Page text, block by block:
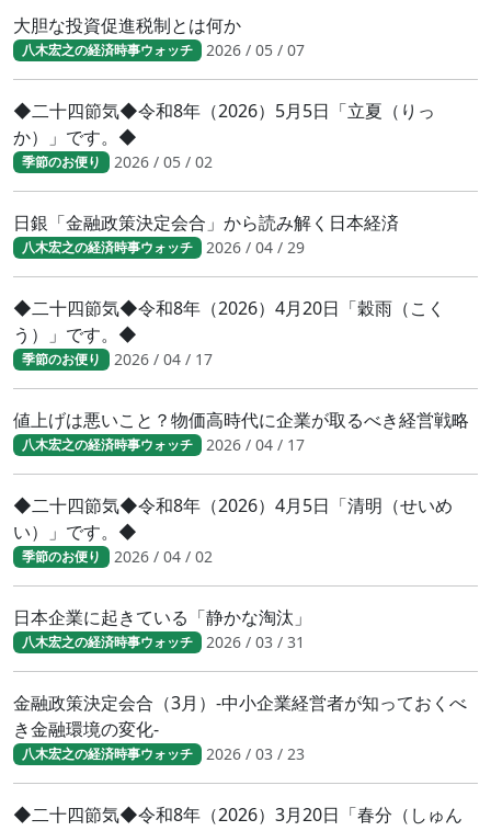
大胆な投資促進税制とは何か
八木宏之の経済時事ウォッチ 2026 / 05 / 07
◆二十四節気◆令和8年（2026）5月5日「立夏（りっ
か）」です。◆
季節のお便り 2026 / 05 / 02
日銀「金融政策決定会合」から読み解く日本経済
八木宏之の経済時事ウォッチ 2026 / 04 / 29
◆二十四節気◆令和8年（2026）4月20日「穀雨（こく
う）」です。◆
季節のお便り 2026 / 04 / 17
値上げは悪いこと？物価高時代に企業が取るべき経営戦略
八木宏之の経済時事ウォッチ 2026 / 04 / 17
◆二十四節気◆令和8年（2026）4月5日「清明（せいめ
い）」です。◆
季節のお便り 2026 / 04 / 02
日本企業に起きている「静かな淘汰」
八木宏之の経済時事ウォッチ 2026 / 03 / 31
金融政策決定会合（3月）-中小企業経営者が知っておくべ
き金融環境の変化-
八木宏之の経済時事ウォッチ 2026 / 03 / 23
◆二十四節気◆令和8年（2026）3月20日「春分（しゅん